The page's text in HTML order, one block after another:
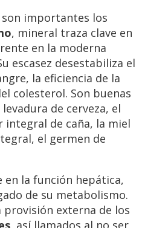
importantes los
, mineral traza clave en
en la moderna
escasez desestabiliza el
la eficiencia de la
colesterol. Son buenas
de cerveza, el
integral de caña, la miel
el germen de
en la función hepática,
de su metabolismo.
provisión externa de los